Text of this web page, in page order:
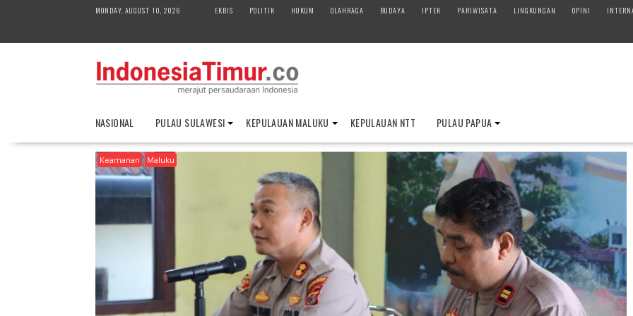
MONDAY, AUGUST 10, 2026 EKBIS POLITIK HUKUM OLAHRAGA BUDAYA IPTEK PARIWISATA LINGKUNGAN OPINI
NASIONAL PULAU SULAWESI KEPULAUAN MALUKU KEPULAUAN NTT PULAU PAPUA
Keamanan Maluku